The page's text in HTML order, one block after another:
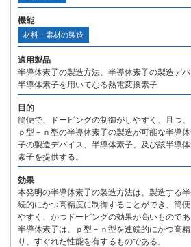
機能
材料・素材の製造
適用製品
半導体素子の製造方法、半導体素子の製造デ
半導体素子を用いてなる熱電変換素子
目的
簡便で、ドーピングの制御がしやすく、且つ、
ｐ型－ｎ型の半導体素子の製造が可能な半導
子の製造デバイス、半導体素子、及び該半導
素子を提供する。
効果
本発明の半導体素子の製造方法は、製造する
続的にかつ高精度に制御することができ、簡
やすく、かつドーピングの効果が高いものであ
半導体素子は、ｐ型－ｎ型を連続的にかつ高
り、すぐれた性能を有するものである。